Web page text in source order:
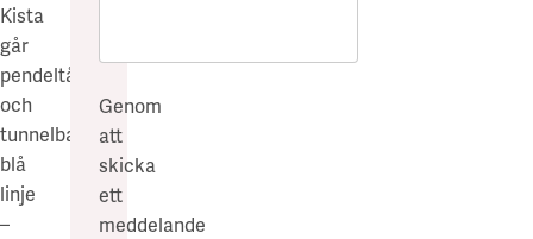
Kista
går
pendeltåget
och
tunnelbanans
blå
linje
–
Genom
att
skicka
ett
meddelande